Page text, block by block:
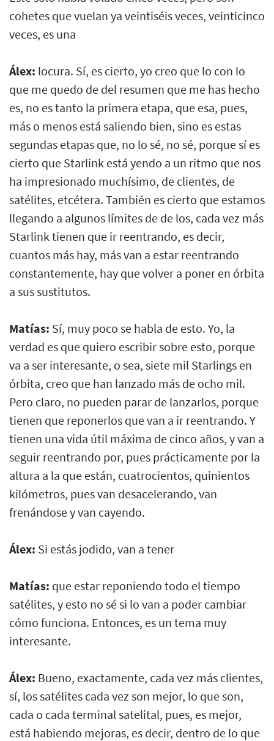
cohetes que vuelan ya veintiséis veces, veinticinco
veces, es una
Álex: locura. Sí, es cierto, yo creo que lo con lo
que me quedo de del resumen que me has hecho
es, no es tanto la primera etapa, que esa, pues,
más o menos está saliendo bien, sino es estas
segundas etapas que, no lo sé, no sé, porque sí es
cierto que Starlink está yendo a un ritmo que nos
ha impresionado muchísimo, de clientes, de
satélites, etcétera. También es cierto que estamos
llegando a algunos límites de de los, cada vez más
Starlink tienen que ir reentrando, es decir,
cuantos más hay, más van a estar reentrando
constantemente, hay que volver a poner en órbita
a sus sustitutos.
Matías: Sí, muy poco se habla de esto. Yo, la
verdad es que quiero escribir sobre esto, porque
va a ser interesante, o sea, siete mil Starlings en
órbita, creo que han lanzado más de ocho mil.
Pero claro, no pueden parar de lanzarlos, porque
tienen que reponerlos que van a ir reentrando. Y
tienen una vida útil máxima de cinco años, y van a
seguir reentrando por, pues prácticamente por la
altura a la que están, cuatrocientos, quinientos
kilómetros, pues van desacelerando, van
frenándose y van cayendo.
Álex: Si estás jodido, van a tener
Matías: que estar reponiendo todo el tiempo
satélites, y esto no sé si lo van a poder cambiar
cómo funciona. Entonces, es un tema muy
interesante.
Álex: Bueno, exactamente, cada vez más clientes,
sí, los satélites cada vez son mejor, lo que son,
cada o cada terminal satelital, pues, es mejor,
está habiendo mejoras, es decir, dentro de lo que